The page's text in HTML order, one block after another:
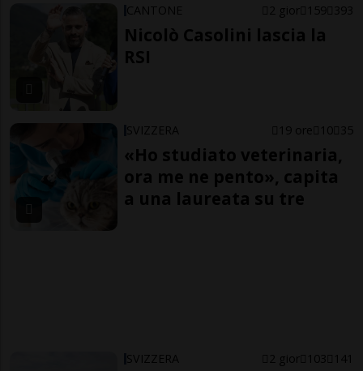
CANTONE 2 gior 159 393
Nicolò Casolini lascia la
RSI
SVIZZERA 19 ore 10 35
«Ho studiato veterinaria,
ora me ne pento», capita
a una laureata su tre
SVIZZERA 2 gior 103 141